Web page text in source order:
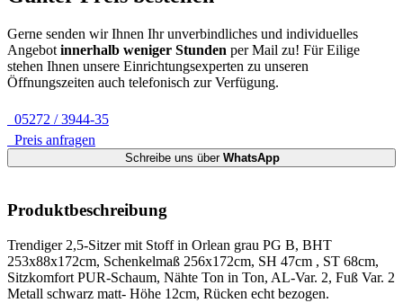
Gerne senden wir Ihnen Ihr unverbindliches und individuelles
Angebot innerhalb weniger Stunden per Mail zu! Für Eilige
stehen Ihnen unsere Einrichtungsexperten zu unseren
Öffnungszeiten auch telefonisch zur Verfügung.
05272 / 3944-35
Preis anfragen
Schreibe uns über WhatsApp
Produktbeschreibung
Trendiger 2,5-Sitzer mit Stoff in Orlean grau PG B, BHT
253x88x172cm, Schenkelmaß 256x172cm, SH 47cm , ST 68cm,
Sitzkomfort PUR-Schaum, Nähte Ton in Ton, AL-Var. 2, Fuß Var. 2
Metall schwarz matt- Höhe 12cm, Rücken echt bezogen.